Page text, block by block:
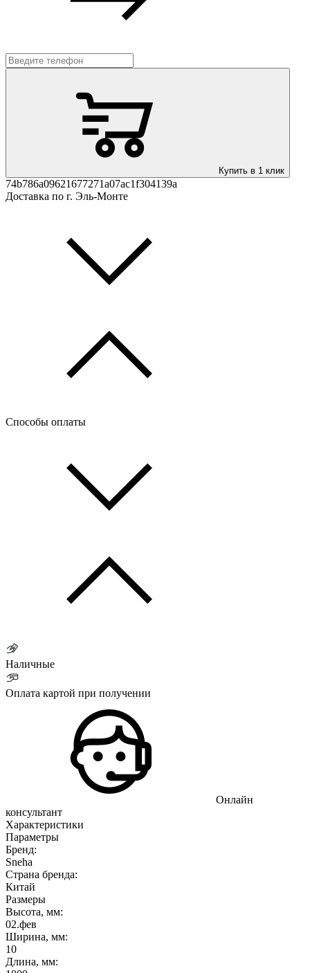
Купить в 1 клик
74b786a09621677271a07ac1f304139a
Доставка по г. Эль-Монте
Способы оплаты
Наличные
Оплата картой при получении
Онлайн
консультант
Характеристики
Параметры
Бренд:
Sneha
Страна бренда:
Китай
Размеры
Высота, мм:
02.фев
Ширина, мм:
10
Длина, мм: